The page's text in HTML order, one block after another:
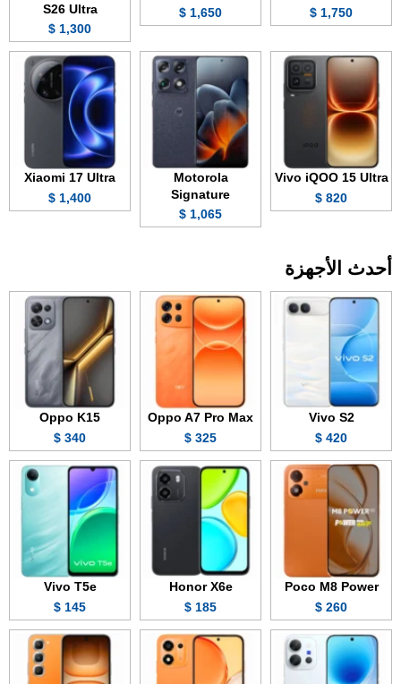
1,750 $
1,650 $
S26 Ultra
1,300 $
Vivo iQOO 15 Ultra
820 $
Motorola
Signature
1,065 $
Xiaomi 17 Ultra
1,400 $
أحدث الأجهزة
Vivo S2
420 $
Oppo A7 Pro Max
325 $
Oppo K15
340 $
Poco M8 Power
260 $
Honor X6e
185 $
Vivo T5e
145 $